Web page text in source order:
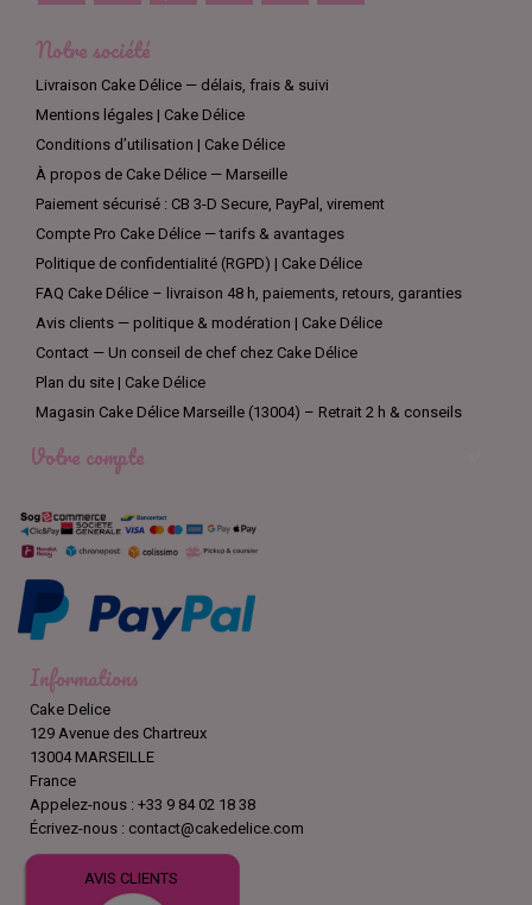
Notre société
Livraison Cake Délice — délais, frais & suivi
Mentions légales | Cake Délice
Conditions d’utilisation | Cake Délice
À propos de Cake Délice — Marseille
Paiement sécurisé : CB 3-D Secure, PayPal, virement
Compte Pro Cake Délice — tarifs & avantages
Politique de confidentialité (RGPD) | Cake Délice
FAQ Cake Délice – livraison 48 h, paiements, retours, garanties
Avis clients — politique & modération | Cake Délice
Contact — Un conseil de chef chez Cake Délice
Plan du site | Cake Délice
Magasin Cake Délice Marseille (13004) – Retrait 2 h & conseils
Votre compte
Informations
Cake Delice
129 Avenue des Chartreux
13004 MARSEILLE
France
Appelez-nous : +33 9 84 02 18 38
Écrivez-nous : contact@cakedelice.com
AVIS CLIENTS